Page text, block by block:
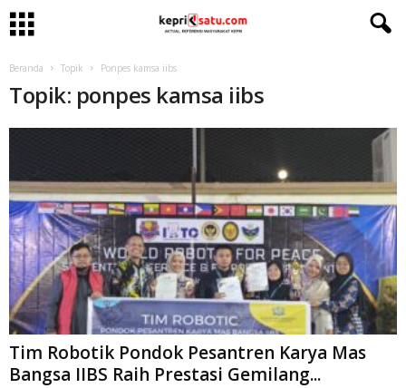
Beranda Topik Ponpes kamsa iibs
Topik: ponpes kamsa iibs
Tim Robotik Pondok Pesantren Karya Mas
Bangsa IIBS Raih Prestasi Gemilang...